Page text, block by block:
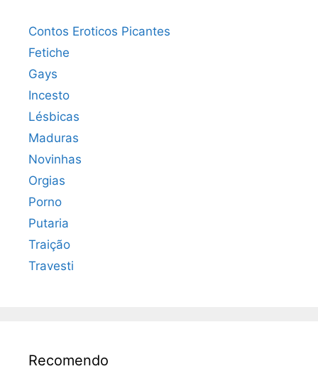
Contos Eroticos Picantes
Fetiche
Gays
Incesto
Lésbicas
Maduras
Novinhas
Orgias
Porno
Putaria
Traição
Travesti
Recomendo